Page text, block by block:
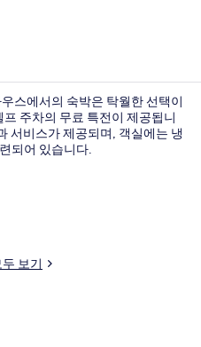
스에서의 숙박은 탁월한 선택이
주차의 무료 특전이 제공됩니
서비스가 제공되며, 객실에는 냉
되어 있습니다.
보기